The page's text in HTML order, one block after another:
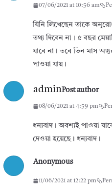
07/06/2021 at 10:56 am
যিনি লিখেছেন তাকে
তথ্য দিবেন না। ৫ বছর
যাবে না। তবে তিন মাস
পাওয়া যায়।
adminPost author
08/06/2021 at 4:59 pm
ধন্যবাদ। অবশ্যই পাওয়া
দেওয়া হয়েছে। ধন্যবাদ।
Anonymous
11/06/2021 at 12:22 pm